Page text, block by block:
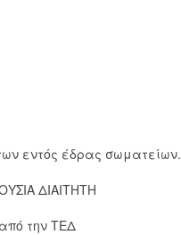
εντός έδρας σωματείων.
ΔΙΑΙΤΗΤΗ
την ΤΕΔ